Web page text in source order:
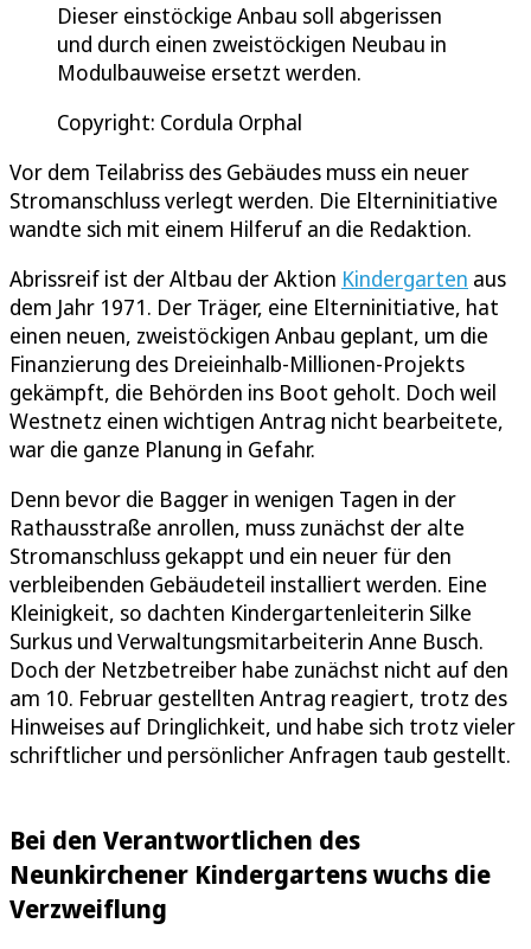
Dieser einstöckige Anbau soll abgerissen
und durch einen zweistöckigen Neubau in
Modulbauweise ersetzt werden.
Copyright: Cordula Orphal
Vor dem Teilabriss des Gebäudes muss ein neuer
Stromanschluss verlegt werden. Die Elterninitiative
wandte sich mit einem Hilferuf an die Redaktion.
Abrissreif ist der Altbau der Aktion Kindergarten aus
dem Jahr 1971. Der Träger, eine Elterninitiative, hat
einen neuen, zweistöckigen Anbau geplant, um die
Finanzierung des Dreieinhalb-Millionen-Projekts
gekämpft, die Behörden ins Boot geholt. Doch weil
Westnetz einen wichtigen Antrag nicht bearbeitete,
war die ganze Planung in Gefahr.
Denn bevor die Bagger in wenigen Tagen in der
Rathausstraße anrollen, muss zunächst der alte
Stromanschluss gekappt und ein neuer für den
verbleibenden Gebäudeteil installiert werden. Eine
Kleinigkeit, so dachten Kindergartenleiterin Silke
Surkus und Verwaltungsmitarbeiterin Anne Busch.
Doch der Netzbetreiber habe zunächst nicht auf den
am 10. Februar gestellten Antrag reagiert, trotz des
Hinweises auf Dringlichkeit, und habe sich trotz vieler
schriftlicher und persönlicher Anfragen taub gestellt.
Bei den Verantwortlichen des
Neunkirchener Kindergartens wuchs die
Verzweiflung